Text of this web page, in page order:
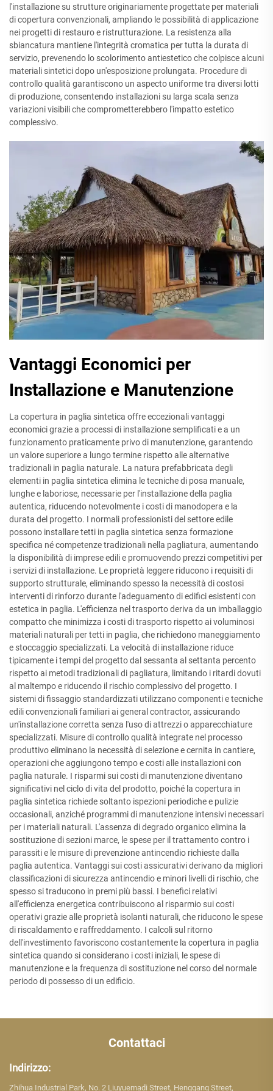
l'installazione su strutture originariamente progettate per materiali
di copertura convenzionali, ampliando le possibilità di applicazione
nei progetti di restauro e ristrutturazione. La resistenza alla
sbiancatura mantiene l'integrità cromatica per tutta la durata di
servizio, prevenendo lo scolorimento antiestetico che colpisce alcuni
materiali sintetici dopo un'esposizione prolungata. Procedure di
controllo qualità garantiscono un aspecto uniforme tra diversi lotti
di produzione, consentendo installazioni su larga scala senza
variazioni visibili che comprometterebbero l'impatto estetico
complessivo.
Vantaggi Economici per
Installazione e Manutenzione
La copertura in paglia sintetica offre eccezionali vantaggi
economici grazie a processi di installazione semplificati e a un
funzionamento praticamente privo di manutenzione, garantendo
un valore superiore a lungo termine rispetto alle alternative
tradizionali in paglia naturale. La natura prefabbricata degli
elementi in paglia sintetica elimina le tecniche di posa manuale,
lunghe e laboriose, necessarie per l'installazione della paglia
autentica, riducendo notevolmente i costi di manodopera e la
durata del progetto. I normali professionisti del settore edile
possono installare tetti in paglia sintetica senza formazione
specifica né competenze tradizionali nella pagliatura, aumentando
la disponibilità di imprese edili e promuovendo prezzi competitivi per
i servizi di installazione. Le proprietà leggere riducono i requisiti di
supporto strutturale, eliminando spesso la necessità di costosi
interventi di rinforzo durante l'adeguamento di edifici esistenti con
estetica in paglia. L'efficienza nel trasporto deriva da un imballaggio
compatto che minimizza i costi di trasporto rispetto ai voluminosi
materiali naturali per tetti in paglia, che richiedono maneggiamento
e stoccaggio specializzati. La velocità di installazione riduce
tipicamente i tempi del progetto dal sessanta al settanta percento
rispetto ai metodi tradizionali di pagliatura, limitando i ritardi dovuti
al maltempo e riducendo il rischio complessivo del progetto. I
sistemi di fissaggio standardizzati utilizzano componenti e tecniche
edili convenzionali familiari ai general contractor, assicurando
un'installazione corretta senza l'uso di attrezzi o apparecchiature
specializzati. Misure di controllo qualità integrate nel processo
produttivo eliminano la necessità di selezione e cernita in cantiere,
operazioni che aggiungono tempo e costi alle installazioni con
paglia naturale. I risparmi sui costi di manutenzione diventano
significativi nel ciclo di vita del prodotto, poiché la copertura in
paglia sintetica richiede soltanto ispezioni periodiche e pulizie
occasionali, anziché programmi di manutenzione intensivi necessari
per i materiali naturali. L'assenza di degrado organico elimina la
sostituzione di sezioni marce, le spese per il trattamento contro i
parassiti e le misure di prevenzione antincendio richieste dalla
paglia autentica. Vantaggi sui costi assicurativi derivano da migliori
classificazioni di sicurezza antincendio e minori livelli di rischio, che
spesso si traducono in premi più bassi. I benefici relativi
all'efficienza energetica contribuiscono al risparmio sui costi
operativi grazie alle proprietà isolanti naturali, che riducono le spese
di riscaldamento e raffreddamento. I calcoli sul ritorno
dell'investimento favoriscono costantemente la copertura in paglia
sintetica quando si considerano i costi iniziali, le spese di
manutenzione e la frequenza di sostituzione nel corso del normale
periodo di possesso di un edificio.
Contattaci
Indirizzo:
Zhihua Industrial Park, No. 2 Liuyuemadi Street, Henggang Street,